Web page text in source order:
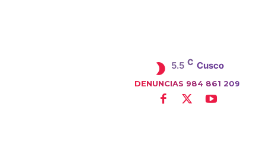
5.5 C Cusco
DENUNCIAS 984 861 209